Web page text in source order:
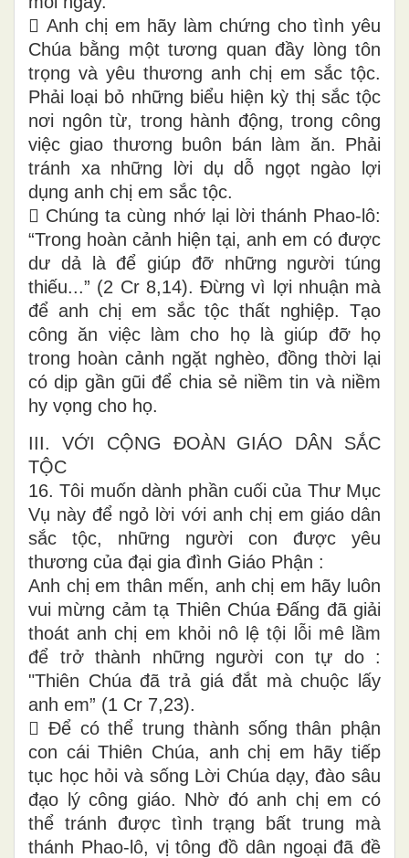
 Anh chị em hãy làm chứng cho tình yêu
Chúa bằng một tương quan đầy lòng tôn
trọng và yêu thương anh chị em sắc tộc.
Phải loại bỏ những biểu hiện kỳ thị sắc tộc
nơi ngôn từ, trong hành động, trong công
việc giao thương buôn bán làm ăn. Phải
tránh xa những lời dụ dỗ ngọt ngào lợi
dụng anh chị em sắc tộc.
 Chúng ta cùng nhớ lại lời thánh Phao-lô:
“Trong hoàn cảnh hiện tại, anh em có được
dư dả là để giúp đỡ những người túng
thiếu...” (2 Cr 8,14). Đừng vì lợi nhuận mà
để anh chị em sắc tộc thất nghiệp. Tạo
công ăn việc làm cho họ là giúp đỡ họ
trong hoàn cảnh ngặt nghèo, đồng thời lại
có dịp gần gũi để chia sẻ niềm tin và niềm
hy vọng cho họ.
III. VỚI CỘNG ĐOÀN GIÁO DÂN SẮC
TỘC
16. Tôi muốn dành phần cuối của Thư Mục
Vụ này để ngỏ lời với anh chị em giáo dân
sắc tộc, những người con được yêu
thương của đại gia đình Giáo Phận :
Anh chị em thân mến, anh chị em hãy luôn
vui mừng cảm tạ Thiên Chúa Đấng đã giải
thoát anh chị em khỏi nô lệ tội lỗi mê lầm
để trở thành những người con tự do :
"Thiên Chúa đã trả giá đắt mà chuộc lấy
anh em” (1 Cr 7,23).
 Để có thể trung thành sống thân phận
con cái Thiên Chúa, anh chị em hãy tiếp
tục học hỏi và sống Lời Chúa dạy, đào sâu
đạo lý công giáo. Nhờ đó anh chị em có
thể tránh được tình trạng bất trung mà
thánh Phao-lô, vị tông đồ dân ngoại đã đề